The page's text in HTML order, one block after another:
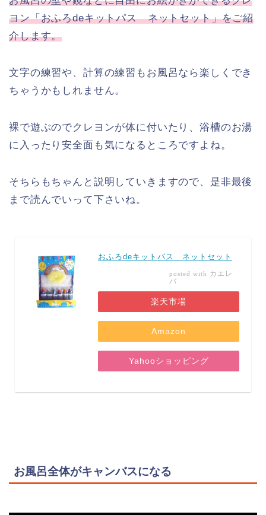
ヨン「おふろdeキットパス ネットセット」をご紹
介します。
文字の練習や、計算の練習もお風呂なら楽しくでき
ちゃうかもしれません。
裸で遊ぶのでクレヨンが体に付いたり、浴槽のお湯
に入ったり安全面も気になるところですよね。
そちらもちゃんと説明していきますので、是非最後
まで読んでいって下さいね。
おふろdeキットパス ネットセット
posted with カエレ
バ
楽天市場
Amazon
Yahooショッピング
お風呂全体がキャンバスになる